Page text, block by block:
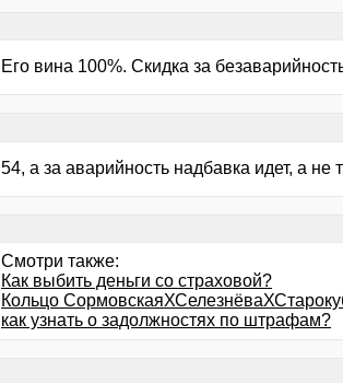
Его вина 100%. Скидка за
54, а за аварийность надбавка идет, а не
Смотри также:
Как выбить деньги со страховой?
Кольцо
как узнать о задолжностях по штрафам?